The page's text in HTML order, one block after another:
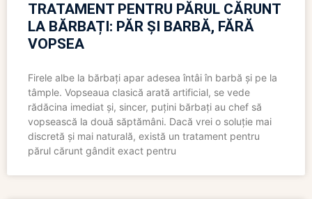
TRATAMENT PENTRU PĂRUL CĂRUNT
LA BĂRBAȚI: PĂR ȘI BARBĂ, FĂRĂ
VOPSEA
Firele albe la bărbați apar adesea întâi în barbă și pe la
tâmple. Vopseaua clasică arată artificial, se vede
rădăcina imediat și, sincer, puțini bărbați au chef să
vopsească la două săptămâni. Dacă vrei o soluție mai
discretă și mai naturală, există un tratament pentru
părul cărunt gândit exact pentru